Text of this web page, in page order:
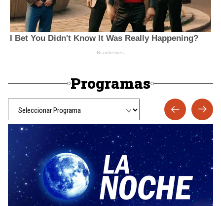
Programas